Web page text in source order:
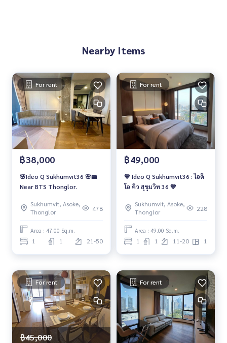
Nearby Items
For rent
฿38,000
🌸Ideo Q Sukhumvit36 🌸🚝
Near BTS Thonglor.
Sukhumvit, Asoke,
Thonglor
478
Area : 47.00 Sq.m.
1 1 21-50
For rent
฿49,000
💙 Ideo Q Sukhumvit36 : ไอดี
โอ คิว สุขุมวิท 36 💙
Sukhumvit, Asoke,
Thonglor
228
Area : 49.00 Sq.m.
1 1 11-20 1
For rent
฿45,000
For rent